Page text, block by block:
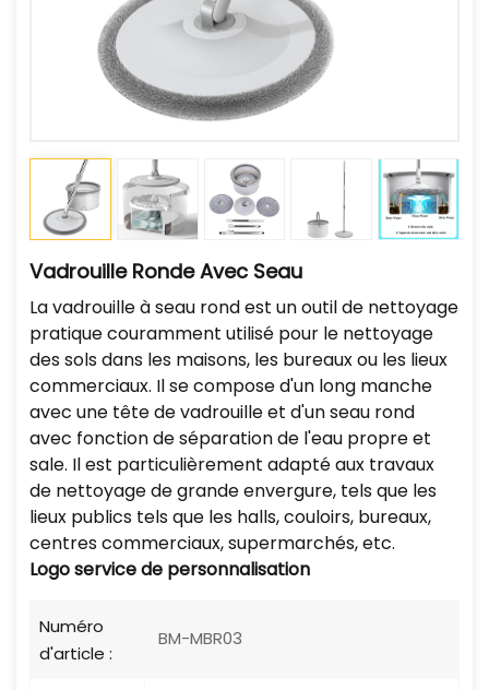
Vadrouille Ronde Avec Seau
La vadrouille à seau rond est un outil de nettoyage
pratique couramment utilisé pour le nettoyage
des sols dans les maisons, les bureaux ou les lieux
commerciaux. Il se compose d'un long manche
avec une tête de vadrouille et d'un seau rond
avec fonction de séparation de l'eau propre et
sale. Il est particulièrement adapté aux travaux
de nettoyage de grande envergure, tels que les
lieux publics tels que les halls, couloirs, bureaux,
centres commerciaux, supermarchés, etc.
Logoservice de personnalisation
Numéro
d'article :
BM-MBR03